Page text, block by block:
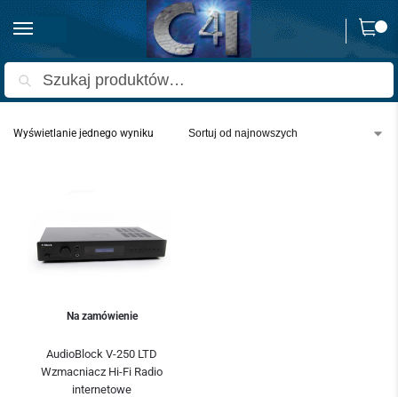
0
Strona główna Produkty oznaczone “AudioBlock V-250 LTD”
Wyświetlanie jednego wyniku
Na zamówienie
AudioBlock V-250 LTD
Wzmacniacz Hi-Fi Radio
internetowe